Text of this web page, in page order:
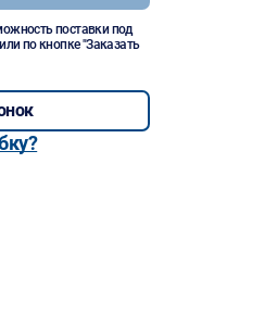
поставки под
или по кнопке "Заказать